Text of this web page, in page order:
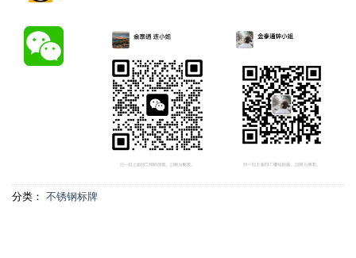
分类： 不锈钢标牌